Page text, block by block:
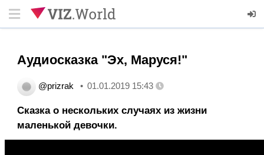
Аудиосказка "Эх, Маруся!"
@prizrak 01.01.2019 15:43
Сказка о нескольких случаях из жизни
маленькой девочки.